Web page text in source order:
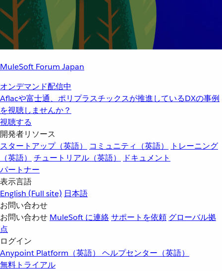
MuleSoft Forum Japan
オンデマンド配信中
Aflacや富士通、ポリプラスチックスが推進しているDXの事例
を視聴しませんか？
視聴する
開発者リソース
スタートアップ（英語）
コミュニティ（英語）
トレーニング
（英語）
チュートリアル（英語）
ドキュメント
パートナー
表示言語
English (Full site) 日本語
お問い合わせ
お問い合わせ MuleSoft に連絡サポートを依頼 グローバル拠
点
ログイン
Anypoint Platform（英語） ヘルプセンター（英語）
無料トライアル